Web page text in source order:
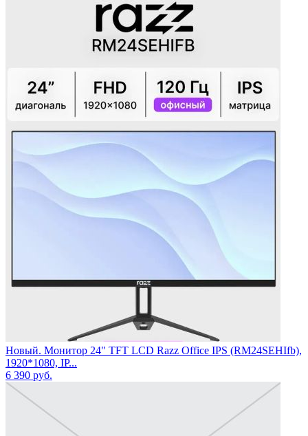
Новый. Монитор 24" TFT LCD Razz Office IPS (RM24SEHIfb),
1920*1080, IP...
6 390 руб.